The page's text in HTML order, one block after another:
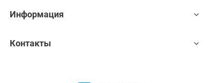
Информация
Контакты